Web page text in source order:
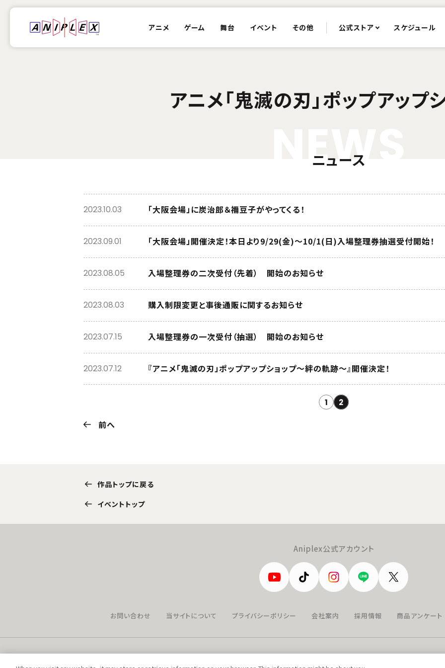
アニメ ゲーム 舞台 イベント その他 公式ストア スケジュール
アニメ「鬼滅の刃」ポップアップ
EW
ニュース
「大阪会場」に炭治郎＆禰󠄀豆子がやってくる！
2023.10.03
「大阪会場」開催決定！本日より9/29(金)～10/1(日)入場整理券抽選受付開始！
2023.09.01
入場整理券の二次受付（先着） 開始のお知らせ
2023.08.05
購入制限変更と事後通販に関するお知らせ
2023.08.03
入場整理券の一次受付（抽選） 開始のお知らせ
2023.07.15
『アニメ「鬼滅の刃」ポップアップショップ～絆の軌跡～』開催決定！
2023.07.12
1 2
前へ
作品トップに戻る
イベントトップ
Aniplex公式アカウント
お問い合わせ 当サイトについて プライバシーポリシー 会社案内 採用情報 商品アンケート